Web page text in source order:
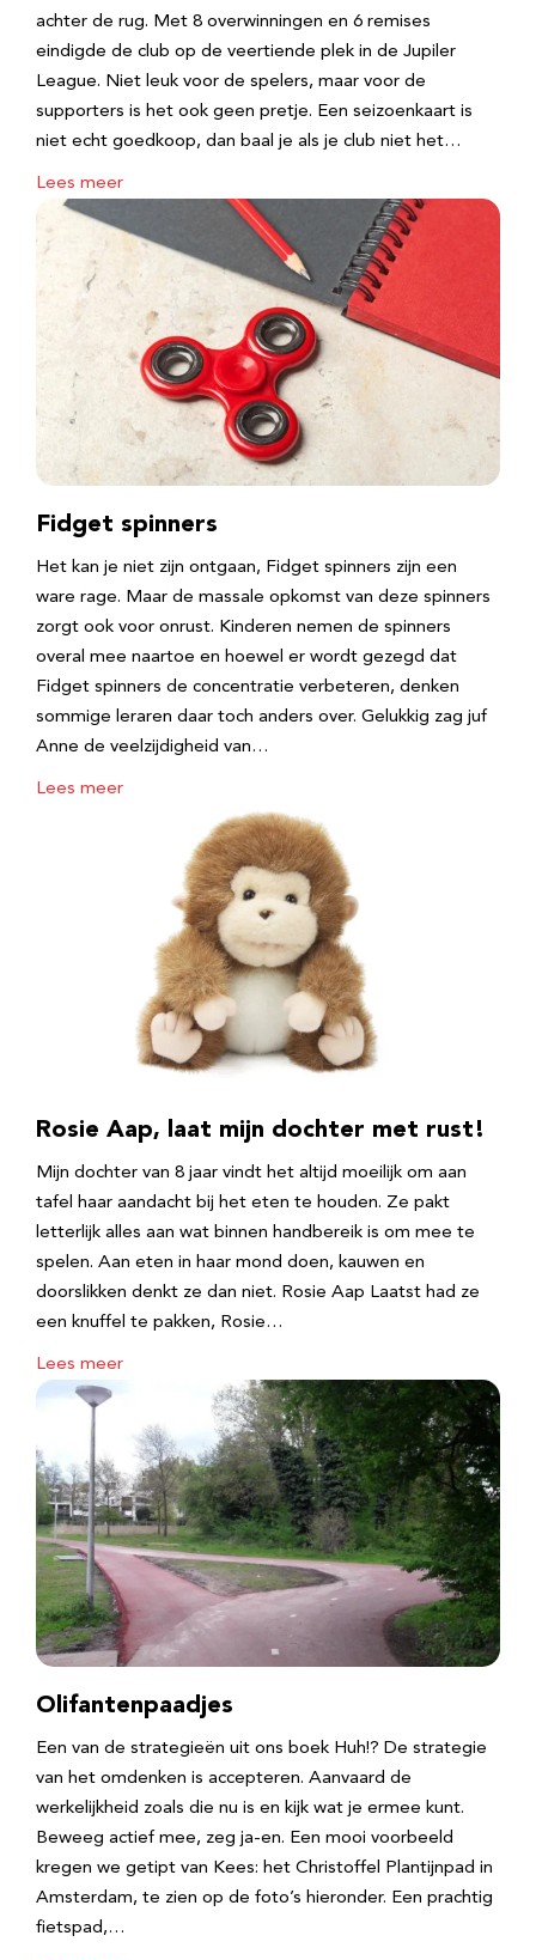
achter de rug. Met 8 overwinningen en 6 remises
eindigde de club op de veertiende plek in de Jupiler
League. Niet leuk voor de spelers, maar voor de
supporters is het ook geen pretje. Een seizoenkaart is
niet echt goedkoop, dan baal je als je club niet het…
Lees meer
Fidget spinners
Het kan je niet zijn ontgaan, Fidget spinners zijn een
ware rage. Maar de massale opkomst van deze spinners
zorgt ook voor onrust. Kinderen nemen de spinners
overal mee naartoe en hoewel er wordt gezegd dat
Fidget spinners de concentratie verbeteren, denken
sommige leraren daar toch anders over. Gelukkig zag juf
Anne de veelzijdigheid van…
Lees meer
Rosie Aap, laat mijn dochter met rust!
Mijn dochter van 8 jaar vindt het altijd moeilijk om aan
tafel haar aandacht bij het eten te houden. Ze pakt
letterlijk alles aan wat binnen handbereik is om mee te
spelen. Aan eten in haar mond doen, kauwen en
doorslikken denkt ze dan niet. Rosie Aap Laatst had ze
een knuffel te pakken, Rosie…
Lees meer
Olifantenpaadjes
Een van de strategieën uit ons boek Huh!? De strategie
van het omdenken is accepteren. Aanvaard de
werkelijkheid zoals die nu is en kijk wat je ermee kunt.
Beweeg actief mee, zeg ja-en. Een mooi voorbeeld
kregen we getipt van Kees: het Christoffel Plantijnpad in
Amsterdam, te zien op de foto’s hieronder. Een prachtig
fietspad,…